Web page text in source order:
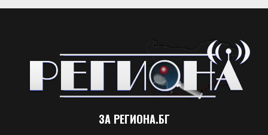
ЗА РЕГИОНА.БГ